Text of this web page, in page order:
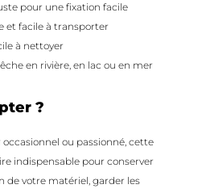
pour une fixation facile
et facile à transporter
à nettoyer
en rivière, en lac ou en mer
?
ou passionné, cette
indispensable pour conserver
de votre matériel, garder les